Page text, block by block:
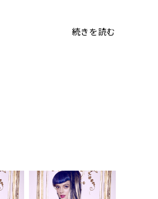
続きを読む